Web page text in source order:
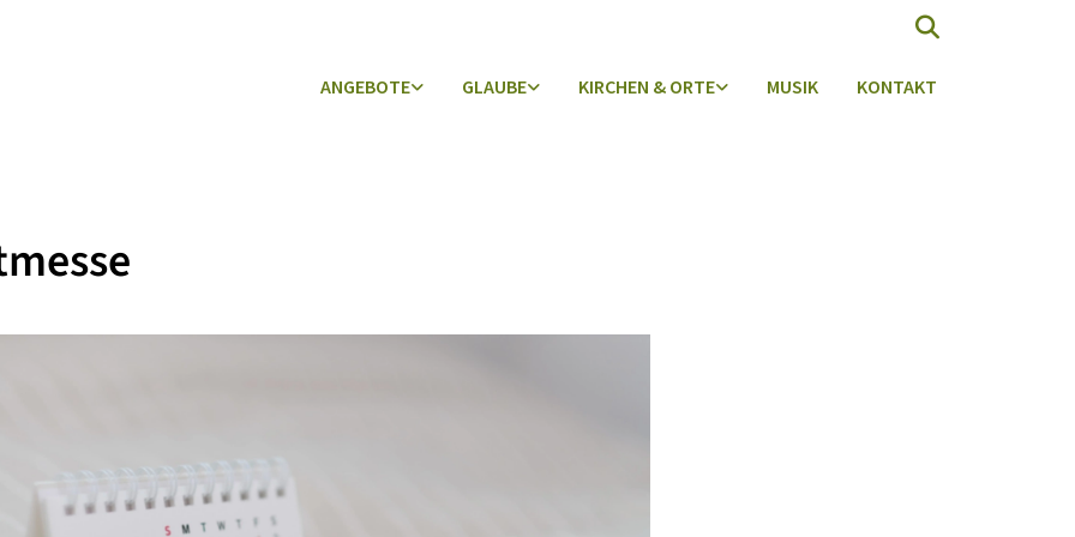
ANGEBOTE GLAUBE KIRCHEN & ORTE MUSIK KONTAKT